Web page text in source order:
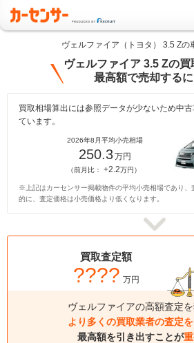
ヴェルファイア（トヨタ） 3.5 Zの
ヴェルファイア 3.5 Zの買
最高額で売却するに
買取相場算出には参照データが少ないため中
ています。
2026年8月平均小売相場
250.3万円
（前月比： +2.2万円）
※上記はカーセンサー掲載物件の平均小売相場であり、
的に、査定価格は小売価格より低くなります。
買取査定額
???? 万円
ヴェルファイアの高額査定を
より多くの買取業者の査定を
最高額を引き出すことが